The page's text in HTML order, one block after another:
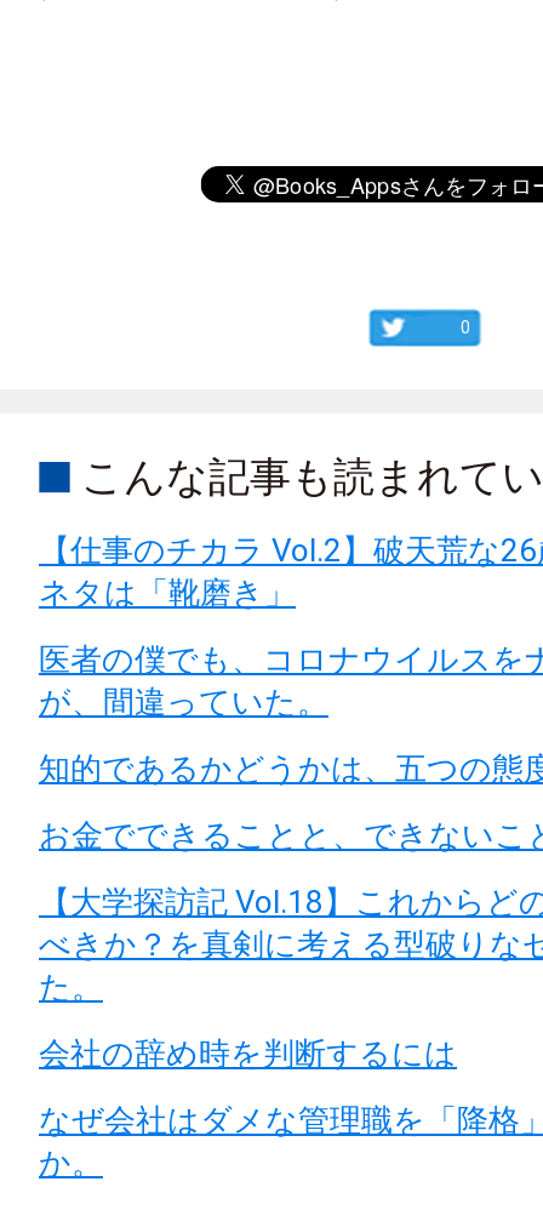
0
こんな記事も読まれて
【仕事のチカラ Vol.2】破天荒な
ネタは「靴磨き」
医者の僕でも、コロナウイルスを
が、間違っていた。
知的であるかどうかは、五つの態
お金でできることと、できないこ
【大学探訪記 Vol.18】これからど
べきか？を真剣に考える型破りな
た。
会社の辞め時を判断するには
なぜ会社はダメな管理職を「降格
か。